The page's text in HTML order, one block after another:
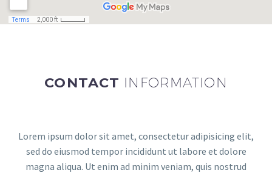
CONTACT INFORMATION
Lorem ipsum dolor sit amet, consectetur adipisicing elit,
sed do eiusmod tempor incididunt ut labore et dolore
magna aliqua. Ut enim ad minim veniam, quis nostrud